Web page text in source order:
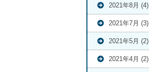
2021年8月 (4)
2021年7月 (3)
2021年5月 (2)
2021年4月 (2)